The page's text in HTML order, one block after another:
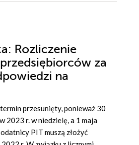
: Rozliczenie
za
na
przesunięty, ponieważ 30
2023 r. w niedzielę, a 1 maja
PIT muszą złożyć